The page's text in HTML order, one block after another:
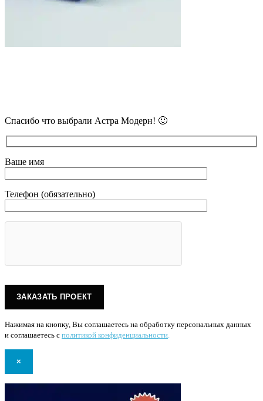
Спасибо что выбрали Астра Модерн! 🙂
Ваше имя
Телефон (обязательно)
Нажимая на кнопку, Вы соглашаетесь на обработку персональных данных
и соглашаетесь с политикой конфиденциальности
×